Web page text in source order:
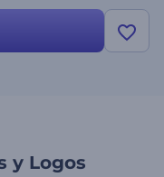
y Logos